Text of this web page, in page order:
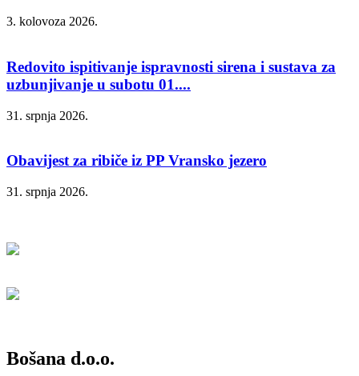
3. kolovoza 2026.
Redovito ispitivanje ispravnosti sirena i sustava za
uzbunjivanje u subotu 01....
31. srpnja 2026.
Obavijest za ribiče iz PP Vransko jezero
31. srpnja 2026.
Bošana d.o.o.